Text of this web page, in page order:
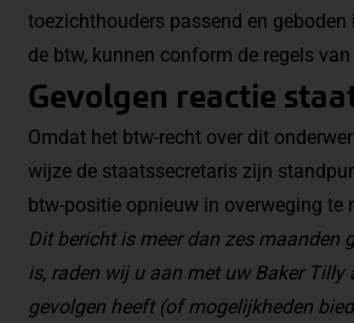
toezichthouders passend en
de btw, kunnen conform de regels
Gevolgen reactie
Omdat het btw-recht over dit
wijze de staatssecretaris zijn
btw-positie opnieuw in overweging te
Dit bericht is meer dan zes maanden
is, raden wij u aan met uw Baker
gevolgen heeft (of mogelijkheden